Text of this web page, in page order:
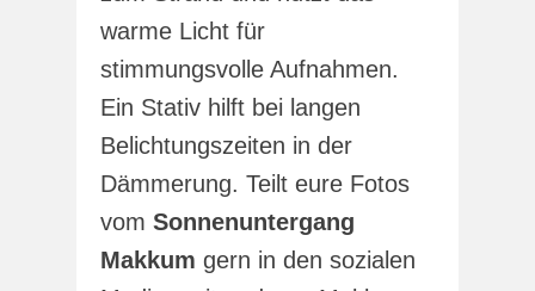
warme Licht für
stimmungsvolle Aufnahmen.
Ein Stativ hilft bei langen
Belichtungszeiten in der
Dämmerung. Teilt eure Fotos
vom Sonnenuntergang
Makkum gern in den sozialen